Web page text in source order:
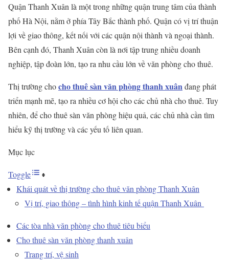
Quận Thanh Xuân là một trong những quận trung tâm của thành
phố Hà Nội, nằm ở phía Tây Bắc thành phố. Quận có vị trí thuận
lợi về giao thông, kết nối với các quận nội thành và ngoại thành.
Bên cạnh đó, Thanh Xuân còn là nơi tập trung nhiều doanh
nghiệp, tập đoàn lớn, tạo ra nhu cầu lớn về văn phòng cho thuê.
Thị trường chocho thuê sàn văn phòng thanh xuân đang phát
triển mạnh mẽ, tạo ra nhiều cơ hội cho các chủ nhà cho thuê. Tuy
nhiên, để cho thuê sàn văn phòng hiệu quả, các chủ nhà cần tìm
hiểu kỹ thị trường và các yếu tố liên quan.
Mục lục
Toggle
Khái quát về thị trường cho thuê văn phòng Thanh Xuân
Vị trí, giao thông – tình hình kinh tế quận Thanh Xuân
Các tòa nhà văn phòng cho thuê tiêu biểu
Cho thuê sàn văn phòng thanh xuân
Trang trí, vệ sinh